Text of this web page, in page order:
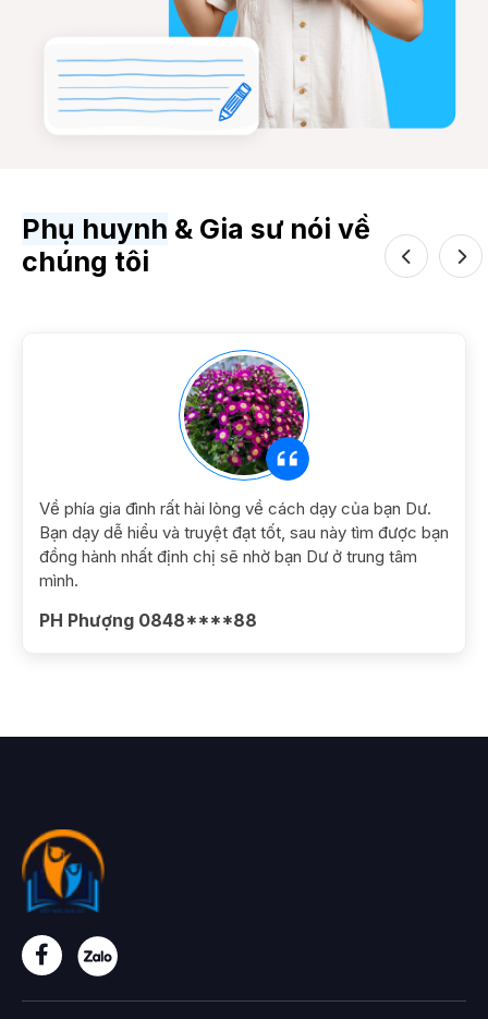
Phụ huynh & Gia sư nói về
chúng tôi
Về phía gia đình rất hài lòng về cách dạy của bạn Dư.
Bạn dạy dễ hiểu và truyệt đạt tốt, sau này tìm được bạn
đồng hành nhất định chị sẽ nhờ bạn Dư ở trung tâm
mình.
PH Phượng 0848****88